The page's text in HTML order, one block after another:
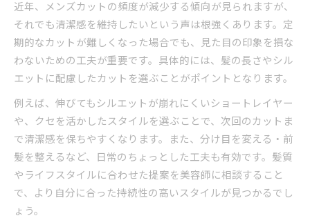
近年、メンズカットの頻度が減少する傾向が見られますが、
それでも清潔感を維持したいという声は根強くあります。定
期的なカットが難しくなった場合でも、見た目の印象を損な
わないための工夫が重要です。具体的には、髪の長さやシル
エットに配慮したカットを選ぶことがポイントとなります。
例えば、伸びてもシルエットが崩れにくいショートレイヤー
や、クセを活かしたスタイルを選ぶことで、次回のカットま
で清潔感を保ちやすくなります。また、分け目を変える・前
髪を整えるなど、日常のちょっとした工夫も有効です。髪質
やライフスタイルに合わせた提案を美容師に相談すること
で、より自分に合った持続性の高いスタイルが見つかるでし
ょう。